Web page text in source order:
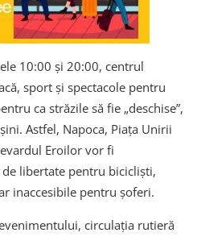
10:00 și 20:00, centrul
sport și spectacole pentru
ca străzile să fie „deschise”,
Astfel, Napoca, Piața Unirii
Eroilor vor fi
libertate pentru bicicliști,
inaccesibile pentru șoferi.
circulația rutieră